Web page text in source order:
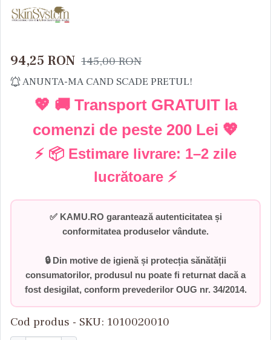
94,25 RON 145,00RON
ANUNTA-MA CAND SCADE PRETUL!
💖 🚚 Transport GRATUIT la
comenzi de peste 200 Lei 💖
⚡ 📦 Estimare livrare: 1–2 zile
lucrătoare ⚡
✅ KAMU.RO garantează autenticitatea și
conformitatea produselor vândute.
🔒 Din motive de igienă și protecția sănătății
consumatorilor, produsul nu poate fi returnat dacă a
fost desigilat, conform prevederilor OUG nr. 34/2014.
Cod produs - SKU 1010020010